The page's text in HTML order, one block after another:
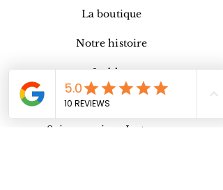
La boutique
Notre histoire
Le blog
Contact
Suivez-moi sur Instagram